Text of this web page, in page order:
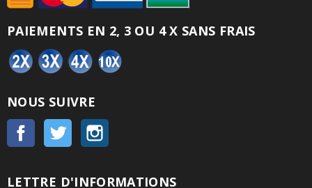
PAIEMENTS EN 2, 3 OU 4 X SANS FRAIS
NOUS SUIVRE
Facebook Twitter
LETTRE D'INFORMATIONS